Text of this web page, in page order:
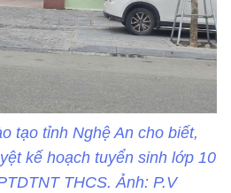
tạo tỉnh Nghệ An cho biết,
kế hoạch tuyển sinh lớp 10
THCS. Ảnh: P.V